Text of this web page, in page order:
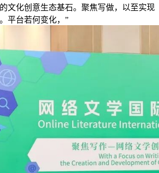
文化创意生态基石。聚焦写做，以至实现
平台若何变化，”